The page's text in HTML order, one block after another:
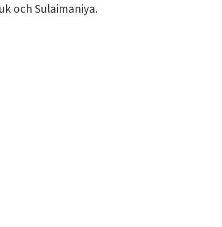
och Sulaimaniya.